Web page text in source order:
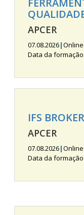
APCER
07.08.2026|Online
Data da
IFS
APCER
07.08.2026|Online
Data da